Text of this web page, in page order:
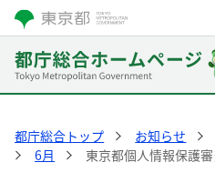
都庁総合トップ お知らせ
6月
東京都個人情報保護